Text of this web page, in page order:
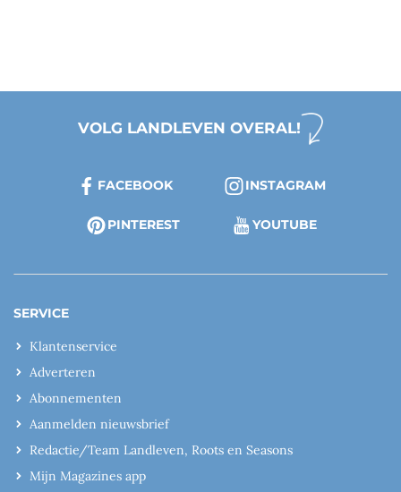
VOLG LANDLEVEN OVERAL!
FACEBOOK INSTAGRAM
PINTEREST YOUTUBE
SERVICE
Klantenservice
Adverteren
Abonnementen
Aanmelden nieuwsbrief
Redactie/Team Landleven, Roots en Seasons
Mijn Magazines app